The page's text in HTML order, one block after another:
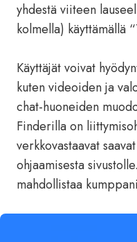
yhdestä viiteen
kolmella) käyttämällä
Käyttäjät voivat
kuten videoiden ja
chat-huoneiden
Finderilla on
verkkovastaavat
ohjaamisesta
mahdollistaa